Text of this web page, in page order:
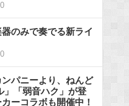
のみで奏でる新ライ
パニーより、ねんど
」「弱音ハク」が登
ーコラボも開催中！